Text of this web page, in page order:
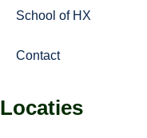
School of HX
Contact
Locaties